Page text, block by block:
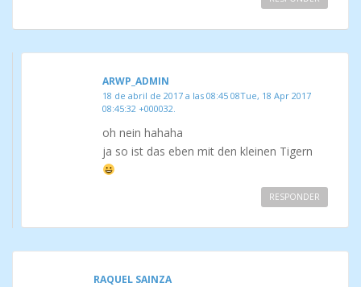
ARWP_ADMIN
18 de abril de 2017 a las 08:45 08Tue, 18 Apr 2017
08:45:32 +000032.
oh nein hahaha
ja so ist das eben mit den kleinen Tigern
RESPONDER
RAQUEL SAINZA